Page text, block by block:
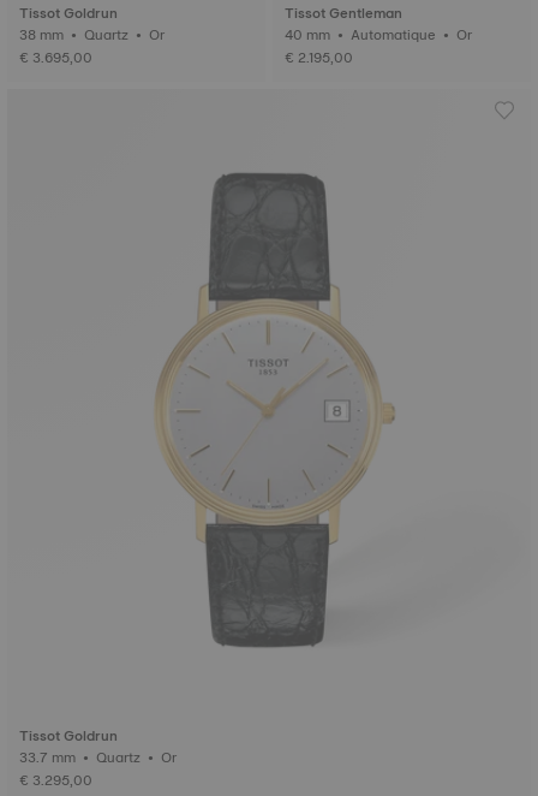
Tissot Goldrun
38 mm • Quartz • Or
€ 3.695,00
Tissot Gentleman
40 mm • Automatique • Or
€ 2.195,00
Tissot Goldrun
33.7 mm • Quartz • Or
€ 3.295,00